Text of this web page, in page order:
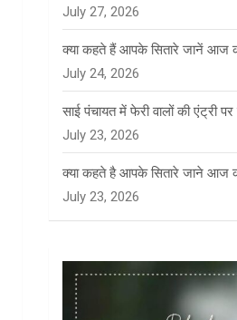
July 27, 2026
क्या कहते हैं आपके सितारे जानें आज
July 24, 2026
साई पंचायत में फेरी वालों की एंट्री
July 23, 2026
क्या कहते है आपके सितारे जाने आज
July 23, 2026